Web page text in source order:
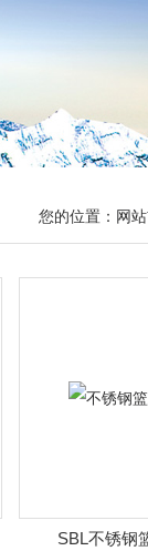
您的位置： 网
SBL不锈钢